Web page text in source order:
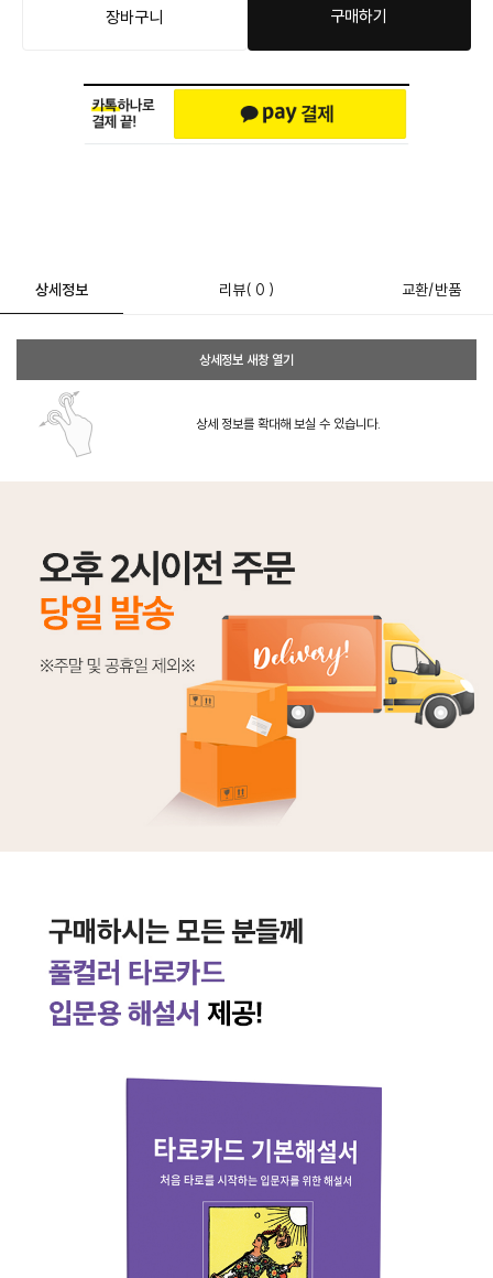
장바구니 구매하기
상세정보 리뷰( 0 ) 교환/반품
상세정보 새창 열기
상세 정보를 확대해 보실 수 있습니다.